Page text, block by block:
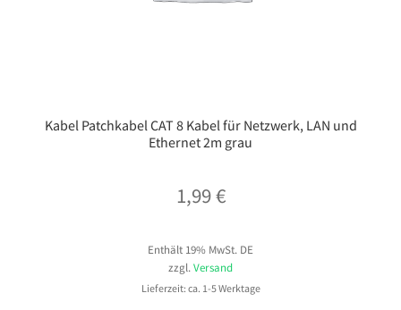
Kabel Patchkabel CAT 8 Kabel für Netzwerk, LAN und
Ethernet 2m grau
1,99€
Enthält 19% MwSt. DE
zzgl. Versand
Lieferzeit: ca. 1-5 Werktage